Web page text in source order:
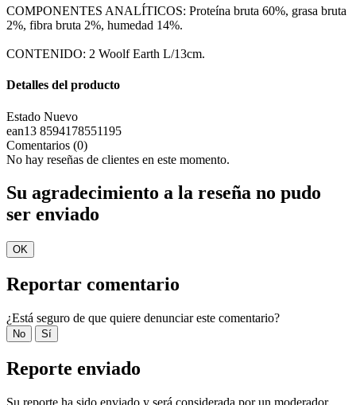
COMPONENTES ANALÍTICOS: Proteína bruta 60%, grasa bruta
2%, fibra bruta 2%, humedad 14%.
CONTENIDO: 2 Woolf Earth L/13cm.
Detalles del producto
Estado Nuevo
ean13 8594178551195
Comentarios (0)
No hay reseñas de clientes en este momento.
Su agradecimiento a la reseña no pudo
ser enviado
OK
Reportar comentario
¿Está seguro de que quiere denunciar este comentario?
No Sí
Reporte enviado
Su reporte ha sido enviado y será considerada por un moderador.